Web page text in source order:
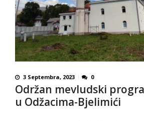
3 Septembra, 2023 0
Održan mevludski
u Odžacima-Bjelimići